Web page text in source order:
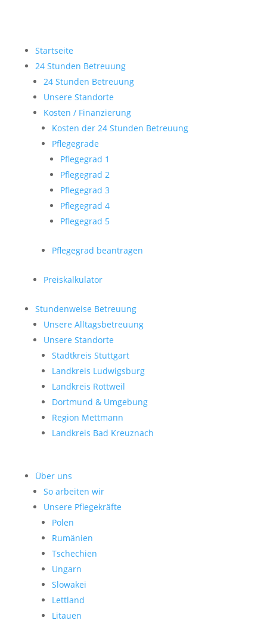
Startseite
24 Stunden Betreuung
24 Stunden Betreuung
Unsere Standorte
Kosten / Finanzierung
Kosten der 24 Stunden Betreuung
Pflegegrade
Pflegegrad 1
Pflegegrad 2
Pflegegrad 3
Pflegegrad 4
Pflegegrad 5
Pflegegrad beantragen
Preiskalkulator
Stundenweise Betreuung
Unsere Alltagsbetreuung
Unsere Standorte
Stadtkreis Stuttgart
Landkreis Ludwigsburg
Landkreis Rottweil
Dortmund & Umgebung
Region Mettmann
Landkreis Bad Kreuznach
Über uns
So arbeiten wir
Unsere Pflegekräfte
Polen
Rumänien
Tschechien
Ungarn
Slowakei
Lettland
Litauen